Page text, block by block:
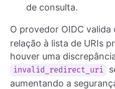
de consulta.
O provedor OIDC valida
relação à lista de URIs
houver uma
invalid_redirect_uri
aumentando a